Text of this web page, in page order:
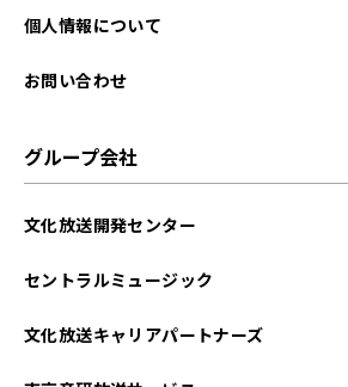
個人情報について
お問い合わせ
グループ会社
文化放送開発センター
セントラルミュージック
文化放送キャリアパートナーズ